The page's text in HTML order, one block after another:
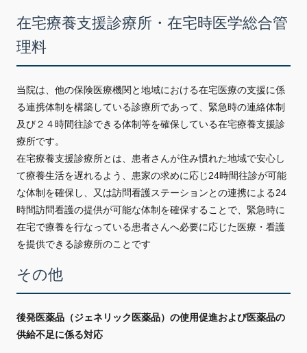
在宅療養支援診療所・在宅時医学総合管
理料
当院は、他の保険医療機関と地域における在宅医療の支援に係
る連携体制を構築している診療所であって、緊急時の連絡体制
及び２４時間往診できる体制等を確保している在宅療養支援診
療所です。
在宅療養支援診療所とは、患者さんが住み慣れた地域で安心し
て療養生活を遅れるよう、患家の求めに応じ24時間往診が可能
な体制を確保し、又は訪問看護ステーションとの連携による24
時間訪問看護の提供が可能な体制を確保することで、緊急時に
在宅で療養を行なっている患者さんへ必要に応じた医療・看護
を提供できる診療所のことです
その他
後発医薬品（ジェネリック医薬品）の使用促進および医薬品の
供給不足に係る対応